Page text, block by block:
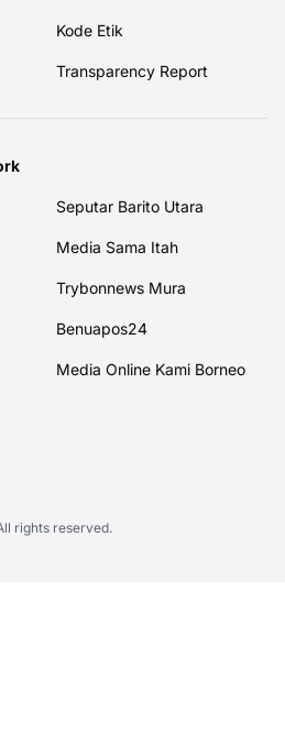
Kode Etik
Transparency Report
Seputar Barito Utara
Media Sama Itah
Trybonnews Mura
Benuapos24
Media Online Kami Borneo
rights reserved.